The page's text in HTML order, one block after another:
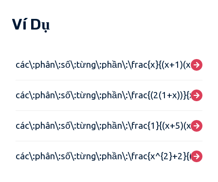
Ví Dụ
các\:phân\:số\:từng\:phần\:\frac{x}{(x+1)(x-4)}
các\:phân\:số\:từng\:phần\:\frac{1}{(x+5)(x+4)}